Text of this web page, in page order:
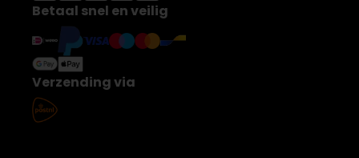
Betaal snel en veilig
Verzending via